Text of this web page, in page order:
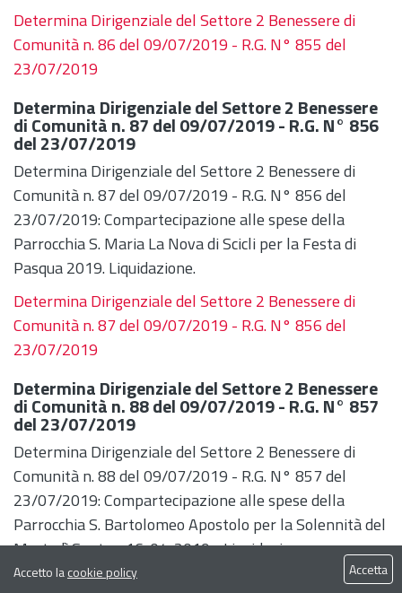
Determina Dirigenziale del Settore 2 Benessere di
Comunità n. 86 del 09/07/2019 - R.G. N° 855 del
23/07/2019
Determina Dirigenziale del Settore 2 Benessere
di Comunità n. 87 del 09/07/2019 - R.G. N° 856
del 23/07/2019
Determina Dirigenziale del Settore 2 Benessere di
Comunità n. 87 del 09/07/2019 - R.G. N° 856 del
23/07/2019: Compartecipazione alle spese della
Parrocchia S. Maria La Nova di Scicli per la Festa di
Pasqua 2019. Liquidazione.
Determina Dirigenziale del Settore 2 Benessere di
Comunità n. 87 del 09/07/2019 - R.G. N° 856 del
23/07/2019
Determina Dirigenziale del Settore 2 Benessere
di Comunità n. 88 del 09/07/2019 - R.G. N° 857
del 23/07/2019
Determina Dirigenziale del Settore 2 Benessere di
Comunità n. 88 del 09/07/2019 - R.G. N° 857 del
23/07/2019: Compartecipazione alle spese della
Parrocchia S. Bartolomeo Apostolo per la Solennità del
Martedì Santo - 16-04-2019 - Liquidazione.
Determina Dirigenziale del Settore 2 Benessere di
Accetto lacookie policy Accetta